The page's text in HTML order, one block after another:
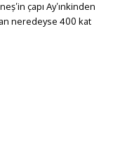
çapı Ay’ınkinden
neredeyse 400 kat